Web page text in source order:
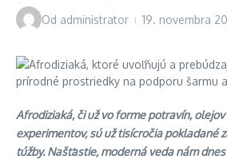
Od administrator 19. novembra
Afrodiziaká, či už vo forme potravín,
experimentov, sú už tisícročia pokladané
túžby. Našťastie, moderná veda nám